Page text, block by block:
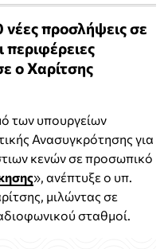
προσλήψεις σε
περιφέρειες
ο Χαρίτσης
των υπουργείων
Ανασυγκρότησης για
κενών σε προσωπικό
», ανέπτυξε ο υπ.
μιλώντας σε
σταθμοί.